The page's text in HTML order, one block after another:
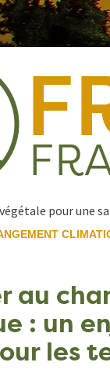
pour une
au
: un
les